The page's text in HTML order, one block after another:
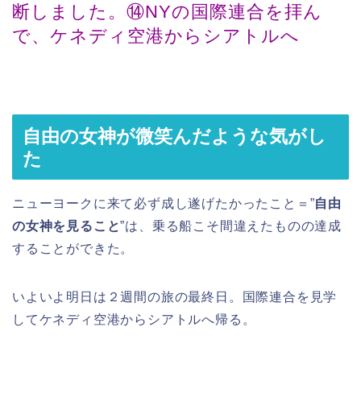
断しました。⑭NYの国際連合を拝ん
で、ケネディ空港からシアトルへ
自由の女神が微笑んだような気がし
た
ニューヨークに来て必ず成し遂げたかったこと＝”自由
の女神を見ること”は、乗る船こそ間違えたものの達成
することができた。
いよいよ明日は２週間の旅の最終日。国際連合を見学
してケネディ空港からシアトルへ帰る。